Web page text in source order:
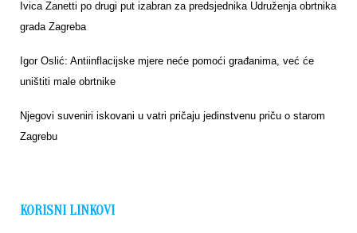
Ivica Zanetti po drugi put izabran za predsjednika Udruženja obrtnika
grada Zagreba
Igor Oslić: Antiinflacijske mjere neće pomoći građanima, već će
uništiti male obrtnike
Njegovi suveniri iskovani u vatri pričaju jedinstvenu priču o starom
Zagrebu
KORISNI LINKOVI